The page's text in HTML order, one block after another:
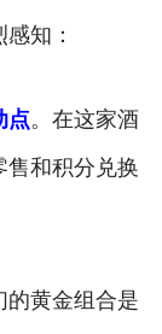
知：
点。在这家酒
售和积分兑换
的黄金组合是